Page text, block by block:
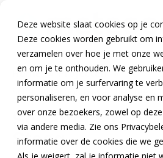
Deze website slaat cookies op je
Deze cookies worden gebruikt om
verzamelen over hoe je met onze
en om je te onthouden. We
informatie om je surfervaring te
personaliseren, en voor analyse en
over onze bezoekers, zowel op
via andere media. Zie ons
informatie over de cookies die we
Producten
Stelcon®
Railcon®
BTE Groep
Onze verhalen
Home »Projecten »
Schaffelaarbos bv van de steeg
Schaffelaarbos
Steeg